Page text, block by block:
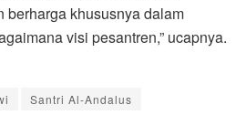
berharga khususnya dalam
visi pesantren,” ucapnya.
Santri Al-Andalus